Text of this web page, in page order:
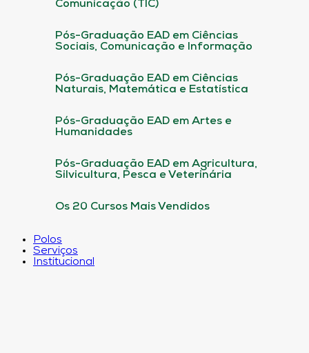
Comunicação (TIC)
Pós-Graduação EAD em Ciências
Sociais, Comunicação e Informação
Pós-Graduação EAD em Ciências
Naturais, Matemática e Estatística
Pós-Graduação EAD em Artes e
Humanidades
Pós-Graduação EAD em Agricultura,
Silvicultura, Pesca e Veterinária
Os 20 Cursos Mais Vendidos
Polos
Serviços
Institucional